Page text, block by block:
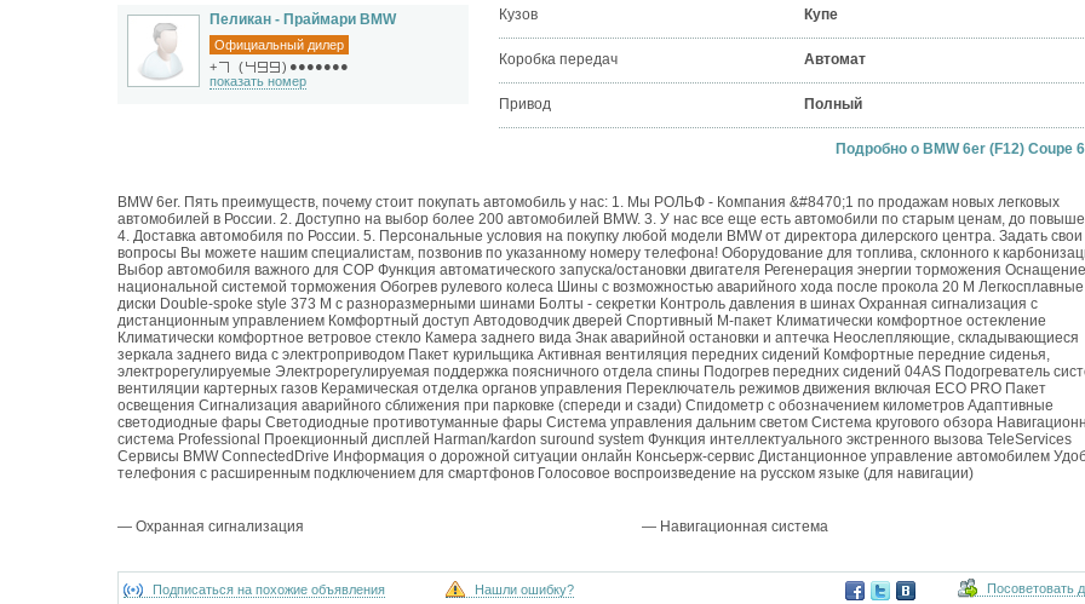
Пеликан - Праймари BMW
Официальный дилер
+
( ) ●●●●●●●
показать номер
Кузов Купе
Коробка передач Автомат
Привод Полный
Подробно о BMW 6er (F12) Coupe
BMW 6er. Пять преимуществ, почему стоит покупать автомобиль у нас: 1. Мы РОЛЬФ - Компания &#8470;1 по продажам новых легковых
автомобилей в России. 2. Доступно на выбор более 200 автомобилей BMW. 3. У нас все еще есть автомобили по старым ценам, до
4. Доставка автомобиля по России. 5. Персональные условия на покупку любой модели BMW от директора дилерского центра. Задать свои
вопросы Вы можете нашим специалистам, позвонив по указанному номеру телефона! Оборудование для топлива, склонного к
Выбор автомобиля важного для СОР Функция автоматического запуска/остановки двигателя Регенерация энергии торможения Оснащение
национальной системой торможения Обогрев рулевого колеса Шины с возможностью аварийного хода после прокола 20 M Легкосплавные
диски Double-spoke style 373 M c разноразмерными шинами Болты - секретки Контроль давления в шинах Охранная сигнализация с
дистанционным управлением Комфортный доступ Автодоводчик дверей Спортивный М-пакет Климатически комфортное остекление
Климатически комфортное ветровое стекло Камера заднего вида Знак аварийной остановки и аптечка Неослепляющие, складывающиеся
зеркала заднего вида с электроприводом Пакет курильщика Активная вентиляция передних сидений Комфортные передние сиденья,
электрорегулируемые Электрорегулируемая поддержка поясничного отдела спины Подогрев передних сидений 04AS Подогреватель
вентиляции картерных газов Керамическая отделка органов управления Переключатель режимов движения включая ECO PRO Пакет
освещения Сигнализация аварийного сближения при парковке (спереди и сзади) Спидометр с обозначением километров Адаптивные
светодиодные фары Светодиодные противотуманные фары Система управления дальним светом Система кругового обзора
система Professional Проекционный дисплей Harman/kardon suround system Функция интеллектуального экстренного вызова TeleServices
Сервисы BMW ConnectedDrive Информация о дорожной ситуации онлайн Консьерж-сервис Дистанционное управление автомобилем
телефония с расширенным подключением для смартфонов Голосовое воспроизведение на русском языке (для навигации)
— Охранная сигнализация — Навигационная система
Посоветовать
Подписаться на похожие объявления Нашли ошибку?